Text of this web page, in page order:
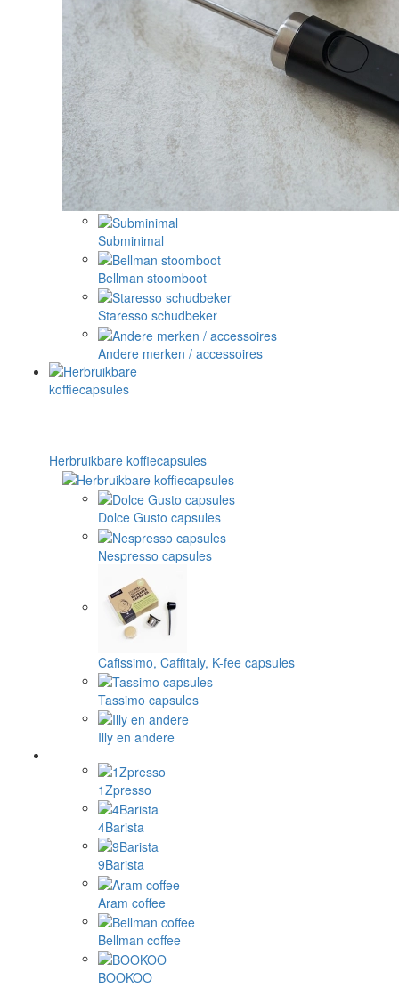
Subminimal
Bellman stoomboot
Staresso schudbeker
Andere merken / accessoires
Herbruikbare koffiecapsules
Dolce Gusto capsules
Nespresso capsules
Cafissimo, Caffitaly, K-fee capsules
Tassimo capsules
Illy en andere
1Zpresso
4Barista
9Barista
Aram coffee
Bellman coffee
BOOKOO